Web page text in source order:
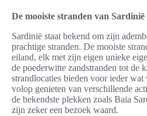
De mooiste stranden van
Sardinië staat bekend om zijn
prachtige stranden. De mooiste
eiland, elk met zijn eigen unieke
de poederwitte zandstranden tot de
strandlocaties bieden voor ieder
volop genieten van verschillende
de bekendste plekken zoals Baia
zijn zeker een bezoek waard.